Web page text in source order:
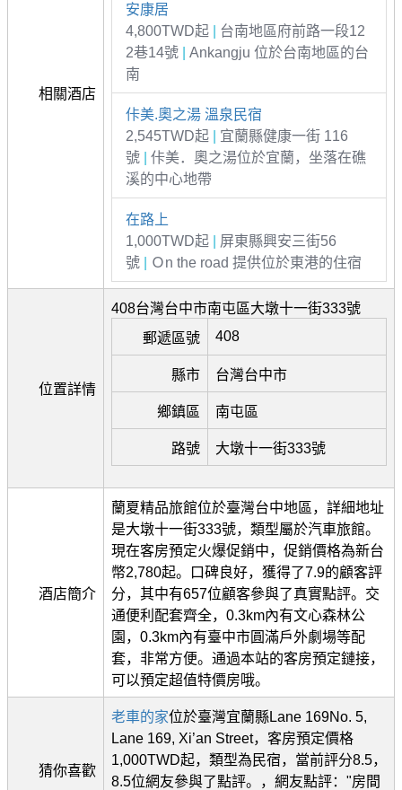
相關酒店
安康居
4,800TWD起
台南地區府前路一段12
2巷14號
Ankangju 位於台南地區的台
南
佧美.奧之湯 溫泉民宿
2,545TWD起
宜蘭縣健康一街 116
號
佧美．奧之湯位於宜蘭，坐落在礁
溪的中心地帶
在路上
1,000TWD起
屏東縣興安三街56
號
Ｏn the road 提供位於東港的住宿
位置詳情
408台灣台中市南屯區大墩十一街333號
郵遞區號
408
縣市 台灣台中市
鄉鎮區 南屯區
路號 大墩十一街333號
酒店簡介
蘭夏精品旅館位於臺灣台中地區，詳細地址
是大墩十一街333號，類型屬於汽車旅館。
現在客房預定火爆促銷中，促銷價格為新台
幣2,780起。口碑良好，獲得了7.9的顧客評
分，其中有657位顧客參與了真實點評。交
通便利配套齊全，0.3km內有文心森林公
園，0.3km內有臺中市圓滿戶外劇場等配
套，非常方便。通過本站的客房預定鏈接，
可以預定超值特價房哦。
猜你喜歡
老車的家位於臺灣宜蘭縣Lane 169No. 5,
Lane 169, Xi’an Street，客房預定價格
1,000TWD起，類型為民宿，當前評分8.5，
8.5位網友參與了點評。，網友點評："房間